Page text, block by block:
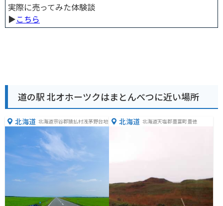
実際に売ってみた体験談
▶︎こちら
道の駅 北オホーツクはまとんべつに近い場所
北海道 北海道宗谷郡猿払村浅茅野台地 北海道 北海道天塩郡豊富町豊徳